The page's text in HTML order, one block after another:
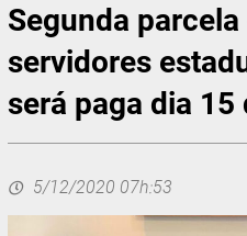
Segunda
servidores
será paga dia 15
5/12/2020 07h:53